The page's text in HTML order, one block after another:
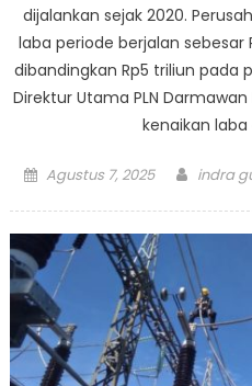
dijalankan sejak 2020.
laba periode berjalan sebesar
dibandingkan Rp5 triliun pada
Direktur Utama PLN
kenaikan
Posted
Agustus 7, 2025 Author
indra